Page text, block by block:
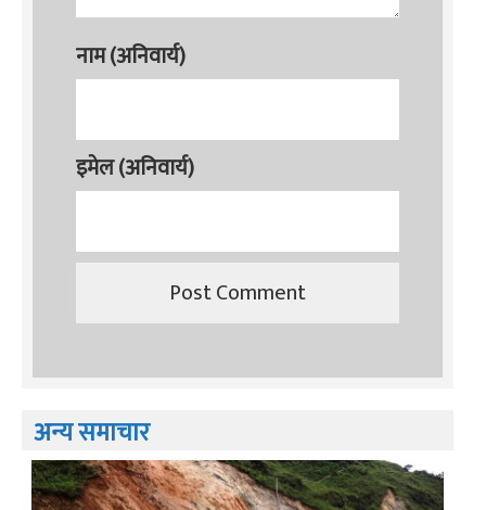
नाम (अनिवार्य)
इमेल (अनिवार्य)
अन्य समाचार